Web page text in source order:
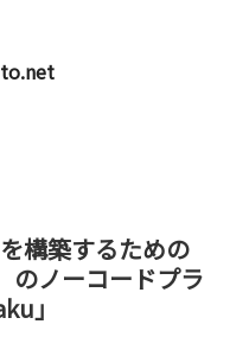
構築するための
のノーコードプラ
」